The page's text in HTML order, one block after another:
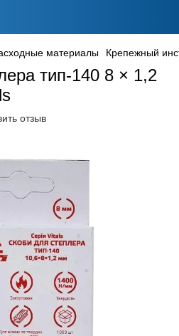
материалы Крепежный
тип-140 8 × 1,2
отзыв